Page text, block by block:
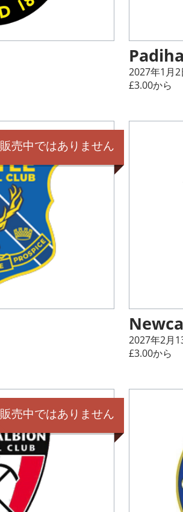
2027年1月
£3.00から
販売中ではありません
2027年2月
£3.00から
販売中ではありません